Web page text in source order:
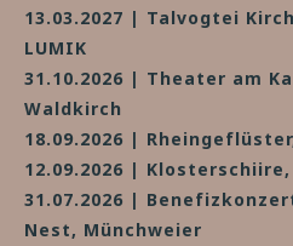
13.03.2027 | Talvogtei
LUMIK
31.10.2026 | Theater am
Waldkirch
18.09.2026 |
12.09.2026 |
31.07.2026 |
Nest, Münchweier